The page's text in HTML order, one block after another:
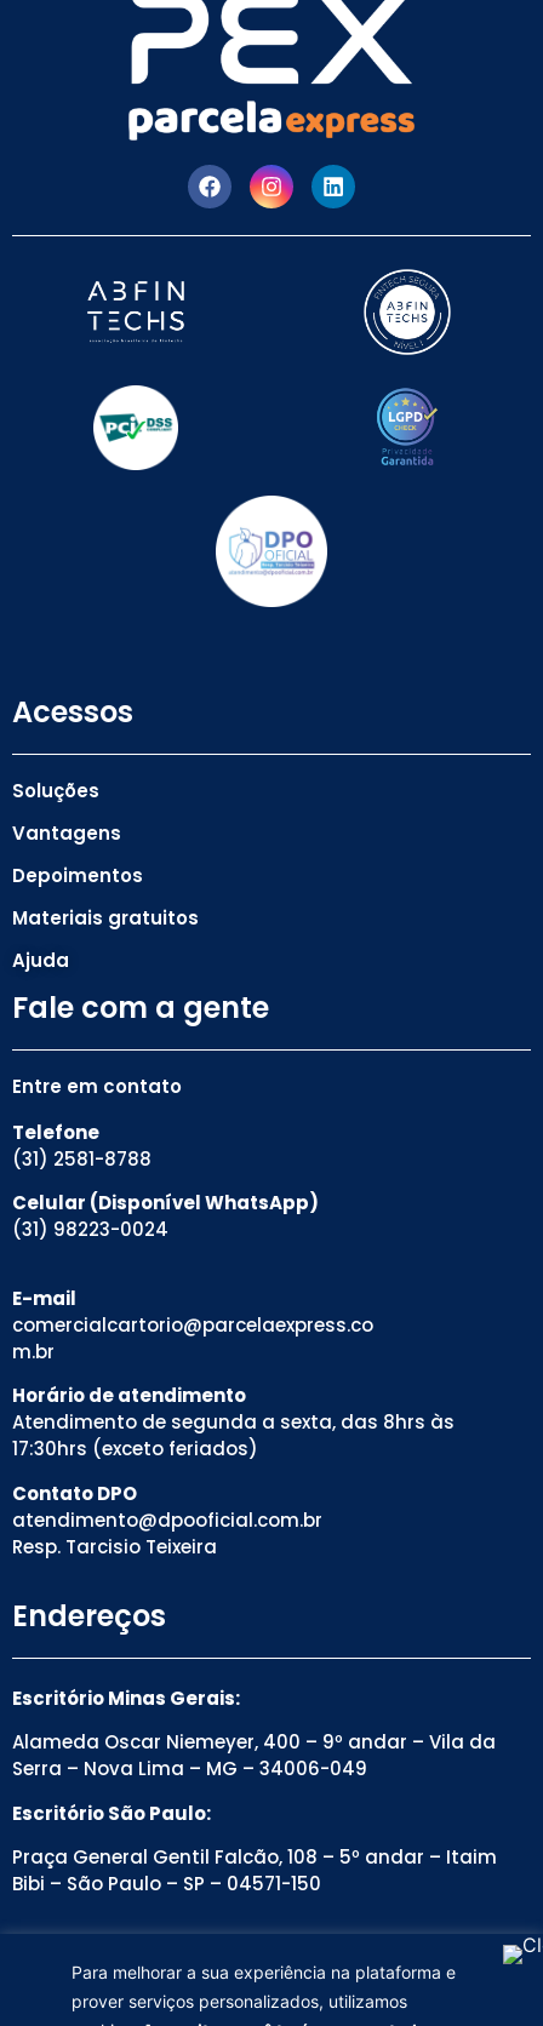
Para melhorar a sua experiência na plataforma e
prover serviços personalizados, utilizamos
Acessos
Soluções
Vantagens
Depoimentos
Materiais gratuitos
Ajuda
Fale com a gente
Entre em contato
Telefone
(31) 2581-8788
Celular (Disponível WhatsApp)
(31) 98223-0024
E-mail
comercialcartorio@parcelaexpress.co
m.br
Horário de atendimento
Atendimento de segunda a sexta, das 8hrs às
17:30hrs (exceto feriados)
Contato DPO
atendimento@dpooficial.com.br
Resp. Tarcisio Teixeira
Endereços
Escritório Minas Gerais:
Alameda Oscar Niemeyer, 400 – 9º andar – Vila da
Serra – Nova Lima – MG – 34006-049
Escritório São Paulo:
Praça General Gentil Falcão, 108 – 5º andar – Itaim
Bibi – São Paulo – SP – 04571-150